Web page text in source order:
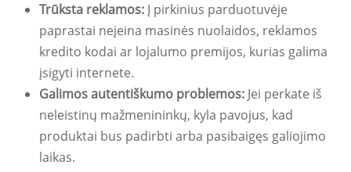
Trūksta reklamos: Į pirkinius parduotuvėje
paprastai neįeina masinės nuolaidos, reklamos
kredito kodai ar lojalumo premijos, kurias galima
įsigyti internete.
Galimos autentiškumo problemos: Jei perkate iš
neleistinų mažmenininkų, kyla pavojus, kad
produktai bus padirbti arba pasibaigęs galiojimo
laikas.